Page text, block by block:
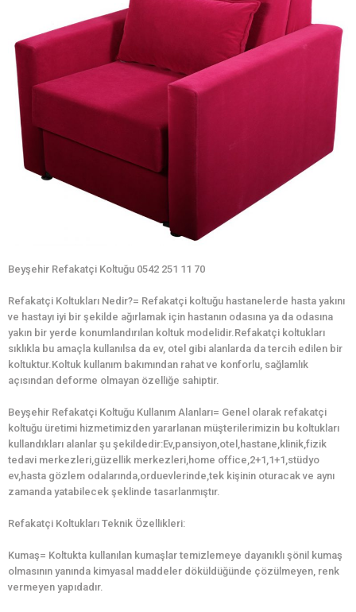
Beyşehir Refakatçi Koltuğu 0542 251 11 70
Refakatçi Koltukları Nedir?= Refakatçi koltuğu hastanelerde hasta yakını
ve hastayı iyi bir şekilde ağırlamak için hastanın odasına ya da odasına
yakın bir yerde konumlandırılan koltuk modelidir.Refakatçi koltukları
sıklıkla bu amaçla kullanılsa da ev, otel gibi alanlarda da tercih edilen bir
koltuktur.Koltuk kullanım bakımından rahat ve konforlu, sağlamlık
açısından deforme olmayan özelliğe sahiptir.
Beyşehir Refakatçi Koltuğu Kullanım Alanları= Genel olarak refakatçi
koltuğu üretimi hizmetimizden yararlanan müşterilerimizin bu koltukları
kullandıkları alanlar şu şekildedir:Ev,pansiyon,otel,hastane,klinik,fizik
tedavi merkezleri,güzellik merkezleri,home office,2+1,1+1,stüdyo
ev,hasta gözlem odalarında,orduevlerinde,tek kişinin oturacak ve aynı
zamanda yatabilecek şeklinde tasarlanmıştır.
Refakatçi Koltukları Teknik Özellikleri:
Kumaş= Koltukta kullanılan kumaşlar temizlemeye dayanıklı şönil kumaş
olmasının yanında kimyasal maddeler döküldüğünde çözülmeyen, renk
vermeyen yapıdadır.